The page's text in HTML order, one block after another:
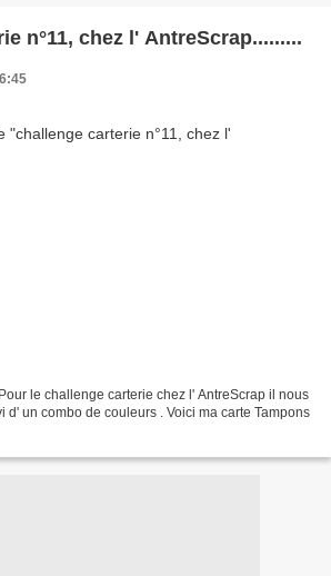
n°11, chez l' AntreScrap.........
le challenge carterie chez l' AntreScrap il nous
d' un combo de couleurs . Voici ma carte Tampons